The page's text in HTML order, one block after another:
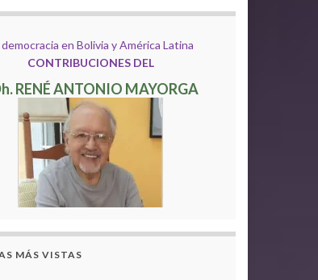
democracia en Bolivia y América Latina
CONTRIBUCIONES DEL
RENÉ ANTONIO MAYORGA
MÁS VISTAS